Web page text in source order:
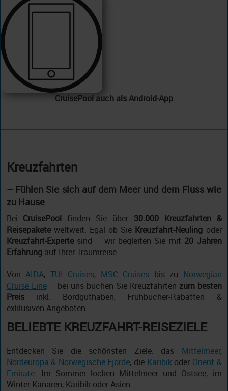
CruisePool auch als Android-App
Kreuzfahrten
– Fühlen Sie sich auf dem Meer und dem Fluss wie
zu Hause
Bei CruisePool finden Sie über 30.000 Kreuzfahrten &
Reisepaketeweltweit. Egal ob Sie Kreuzfahrt-Neuling oder
Kreuzfahrt-Expertesind – wir begleiten Sie mit 20 Jahren
Erfahrungauf Ihrer Traumreise.
Von AIDA, TUI Cruises, MSC Cruises bis zu Norwegian
Cruise Line– bei uns buchen Sie Kreuzfahrten zum besten
Preisinkl. Bordguthaben, Frühbucher-Rabatten &
exklusiven Angeboten.
BELIEBTE KREUZFAHRT-REISEZIELE
Entdecken Sie die schönsten Ziele: das Mittelmeer,
Nordeuropa & Norwegische Fjorde, die Karibikoder Orient &
Emirate. Im Sommer locken Mittelmeer und Ostsee, im
Winter Kanaren, Karibik oder Asien.